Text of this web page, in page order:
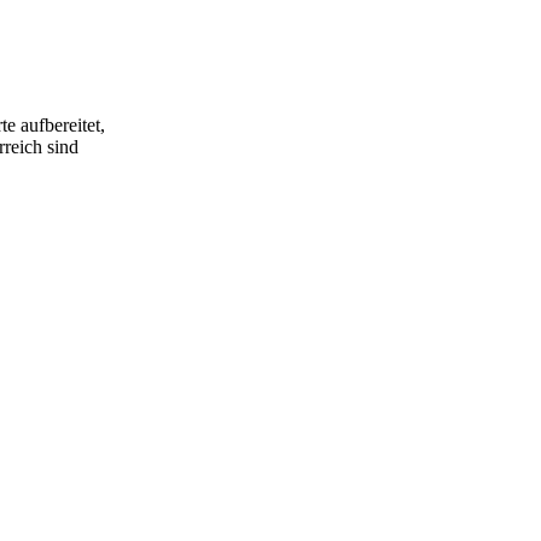
was ist
aufbereitet,
sind